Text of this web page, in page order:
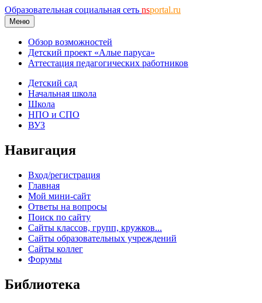
Образовательная социальная сеть nsportal.ru
Меню
Обзор возможностей
Детский проект «Алые паруса»
Аттестация педагогических работников
Детский сад
Начальная школа
Школа
НПО и СПО
ВУЗ
Навигация
Вход/регистрация
Главная
Мой мини-сайт
Ответы на вопросы
Поиск по сайту
Сайты классов, групп, кружков...
Сайты образовательных учреждений
Сайты коллег
Форумы
Библиотека